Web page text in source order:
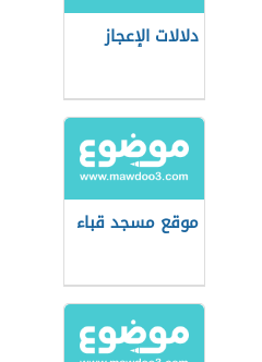
دلالات الإعجاز
موقع مسجد قباء